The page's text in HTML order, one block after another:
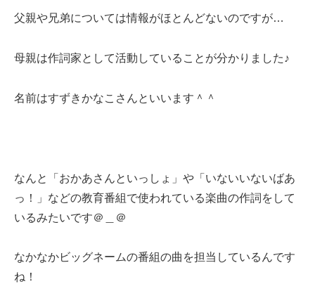
父親や兄弟については情報がほとんどないのですが…
母親は作詞家として活動していることが分かりました♪
名前はすずきかなこさんといいます＾＾
なんと「おかあさんといっしょ」や「いないいないばあ
っ！」などの教育番組で使われている楽曲の作詞をして
いるみたいです＠＿＠
なかなかビッグネームの番組の曲を担当しているんです
ね！